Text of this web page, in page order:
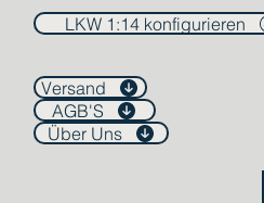
LKW 1:14 konfigurieren
Versand
AGB'S
Über Uns